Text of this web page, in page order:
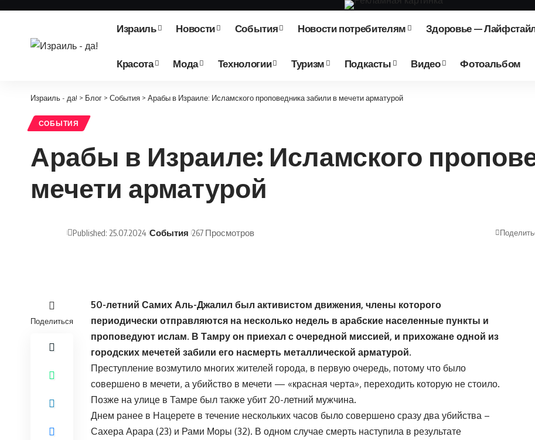
Израиль Новости События Новости потребителям Здоровье —
Красота Мода Технологии Туризм Подкасты Видео Фотоальбом
Израиль - да! > Блог > События > Арабы в Израиле: Исламского проповедника забили в мечети арматурой
СОБЫТИЯ
Арабы в Израиле: Исламского
мечети арматурой
Published: 25.07.2024 События 267 Просмотров
Поделиться
50-летний Самих Аль-Джалил был активистом движения, члены которого
периодически отправляются на несколько недель в арабские населенные пункты и
проповедуют ислам. В Тамру он приехал с очередной миссией, и прихожане одной из
городских мечетей забили его насмерть металлической арматурой.
Преступление возмутило многих жителей города, в первую очередь, потому что было
совершено в мечети, а убийство в мечети — «красная черта», переходить которую не стоило.
Позже на улице в Тамре был также убит 20-летний мужчина.
Днем ранее в Нацерете в течение нескольких часов было совершено сразу два убийства –
Сахера Арара (23) и Рами Моры (32). В одном случае смерть наступила в результате